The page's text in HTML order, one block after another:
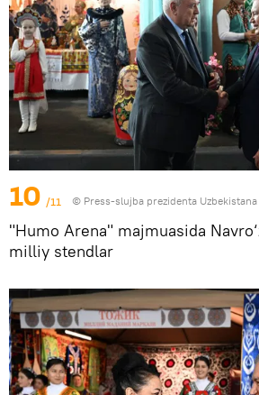
10 /11 © Press-slujba prezidenta Uzbekistana
"Humo Arena" majmuasida
milliy stendlar